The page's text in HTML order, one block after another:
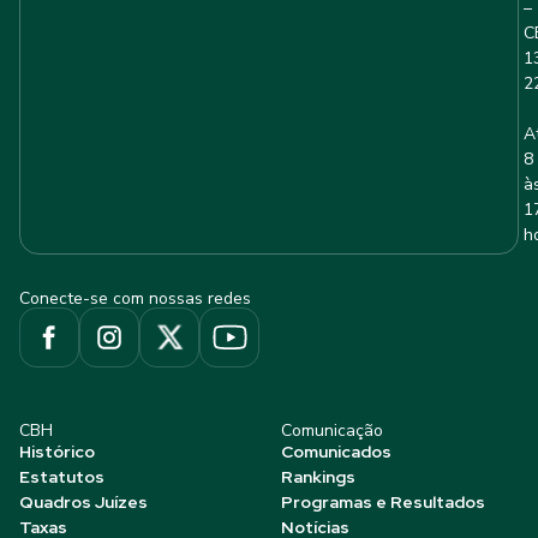
–
8
Conecte-se com nossas redes
CBH
Histórico
Estatutos
Quadros Juízes
Taxas
Comunicação
Comunicados
Rankings
Programas e Resultados
Notícias